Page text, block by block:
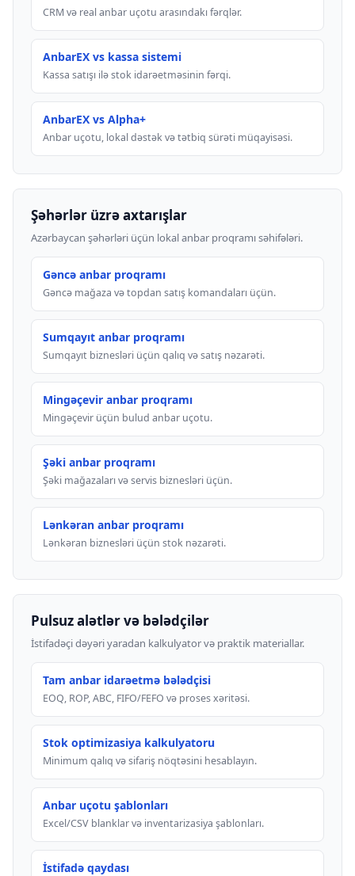
CRM və real anbar uçotu arasındakı fərqlər.
AnbarEX vs kassa sistemi
Kassa satışı ilə stok idarəetməsinin fərqi.
AnbarEX vs Alpha+
Anbar uçotu, lokal dəstək və tətbiq sürəti müqayisəsi.
Şəhərlər üzrə axtarışlar
Azərbaycan şəhərləri üçün lokal anbar proqramı səhifələri.
Gəncə anbar proqramı
Gəncə mağaza və topdan satış komandaları üçün.
Sumqayıt anbar proqramı
Sumqayıt biznesləri üçün qalıq və satış nəzarəti.
Mingəçevir anbar proqramı
Mingəçevir üçün bulud anbar uçotu.
Şəki anbar proqramı
Şəki mağazaları və servis biznesləri üçün.
Lənkəran anbar proqramı
Lənkəran biznesləri üçün stok nəzarəti.
Pulsuz alətlər və bələdçilər
İstifadəçi dəyəri yaradan kalkulyator və praktik materiallar.
Tam anbar idarəetmə bələdçisi
EOQ, ROP, ABC, FIFO/FEFO və proses xəritəsi.
Stok optimizasiya kalkulyatoru
Minimum qalıq və sifariş nöqtəsini hesablayın.
Anbar uçotu şablonları
Excel/CSV blanklar və inventarizasiya şablonları.
İstifadə qaydası